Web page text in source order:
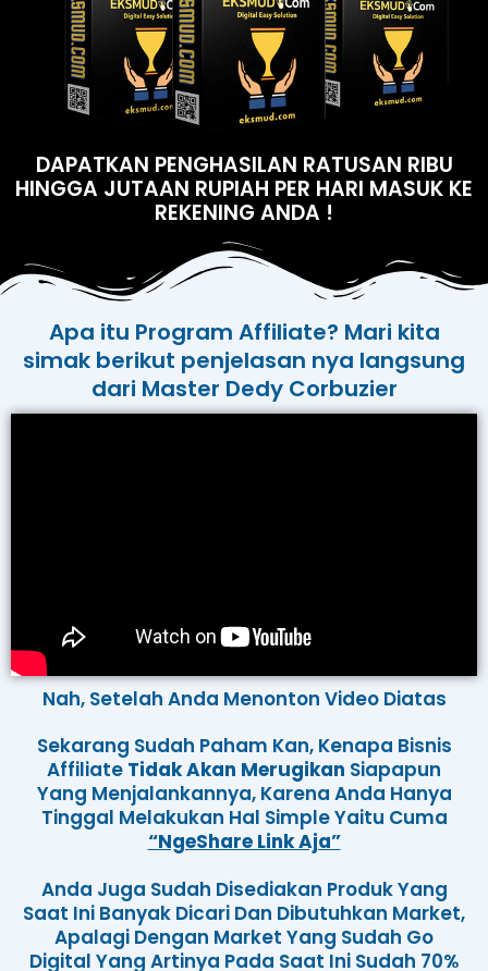
DAPATKAN PENGHASILAN RATUSAN RIBU
HINGGA JUTAAN RUPIAH PER HARI MASUK KE
REKENING ANDA !
Apa itu Program Affiliate? Mari kita
simak berikut penjelasan nya langsung
dari Master Dedy Corbuzier
Nah, Setelah Anda Menonton Video Diatas
Sekarang Sudah Paham Kan, Kenapa Bisnis
Affiliate Tidak Akan Merugikan Siapapun
Yang Menjalankannya, Karena Anda Hanya
Tinggal Melakukan Hal Simple Yaitu Cuma
“ngeShare Link Aja”
Anda Juga Sudah Disediakan Produk Yang
Saat Ini Banyak Dicari Dan Dibutuhkan Market,
Apalagi Dengan Market Yang Sudah Go
Digital Yang Artinya Pada Saat Ini Sudah 70%